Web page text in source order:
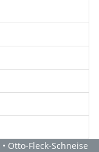
• Otto-Fleck-Schneise